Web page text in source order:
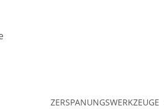
ZERSPANUNGSWERKZEUGE